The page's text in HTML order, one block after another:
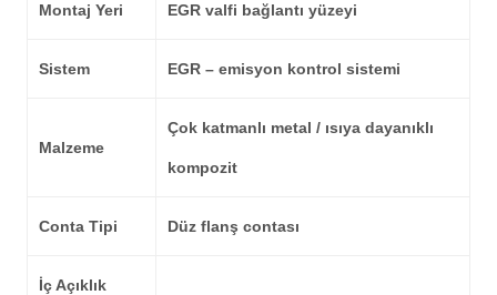
Montaj Yeri EGR valfi bağlantı yüzeyi
Sistem EGR – emisyon kontrol sistemi
Malzeme
Çok katmanlı metal / ısıya dayanıklı
kompozit
Conta Tipi Düz flanş contası
İç Açıklık